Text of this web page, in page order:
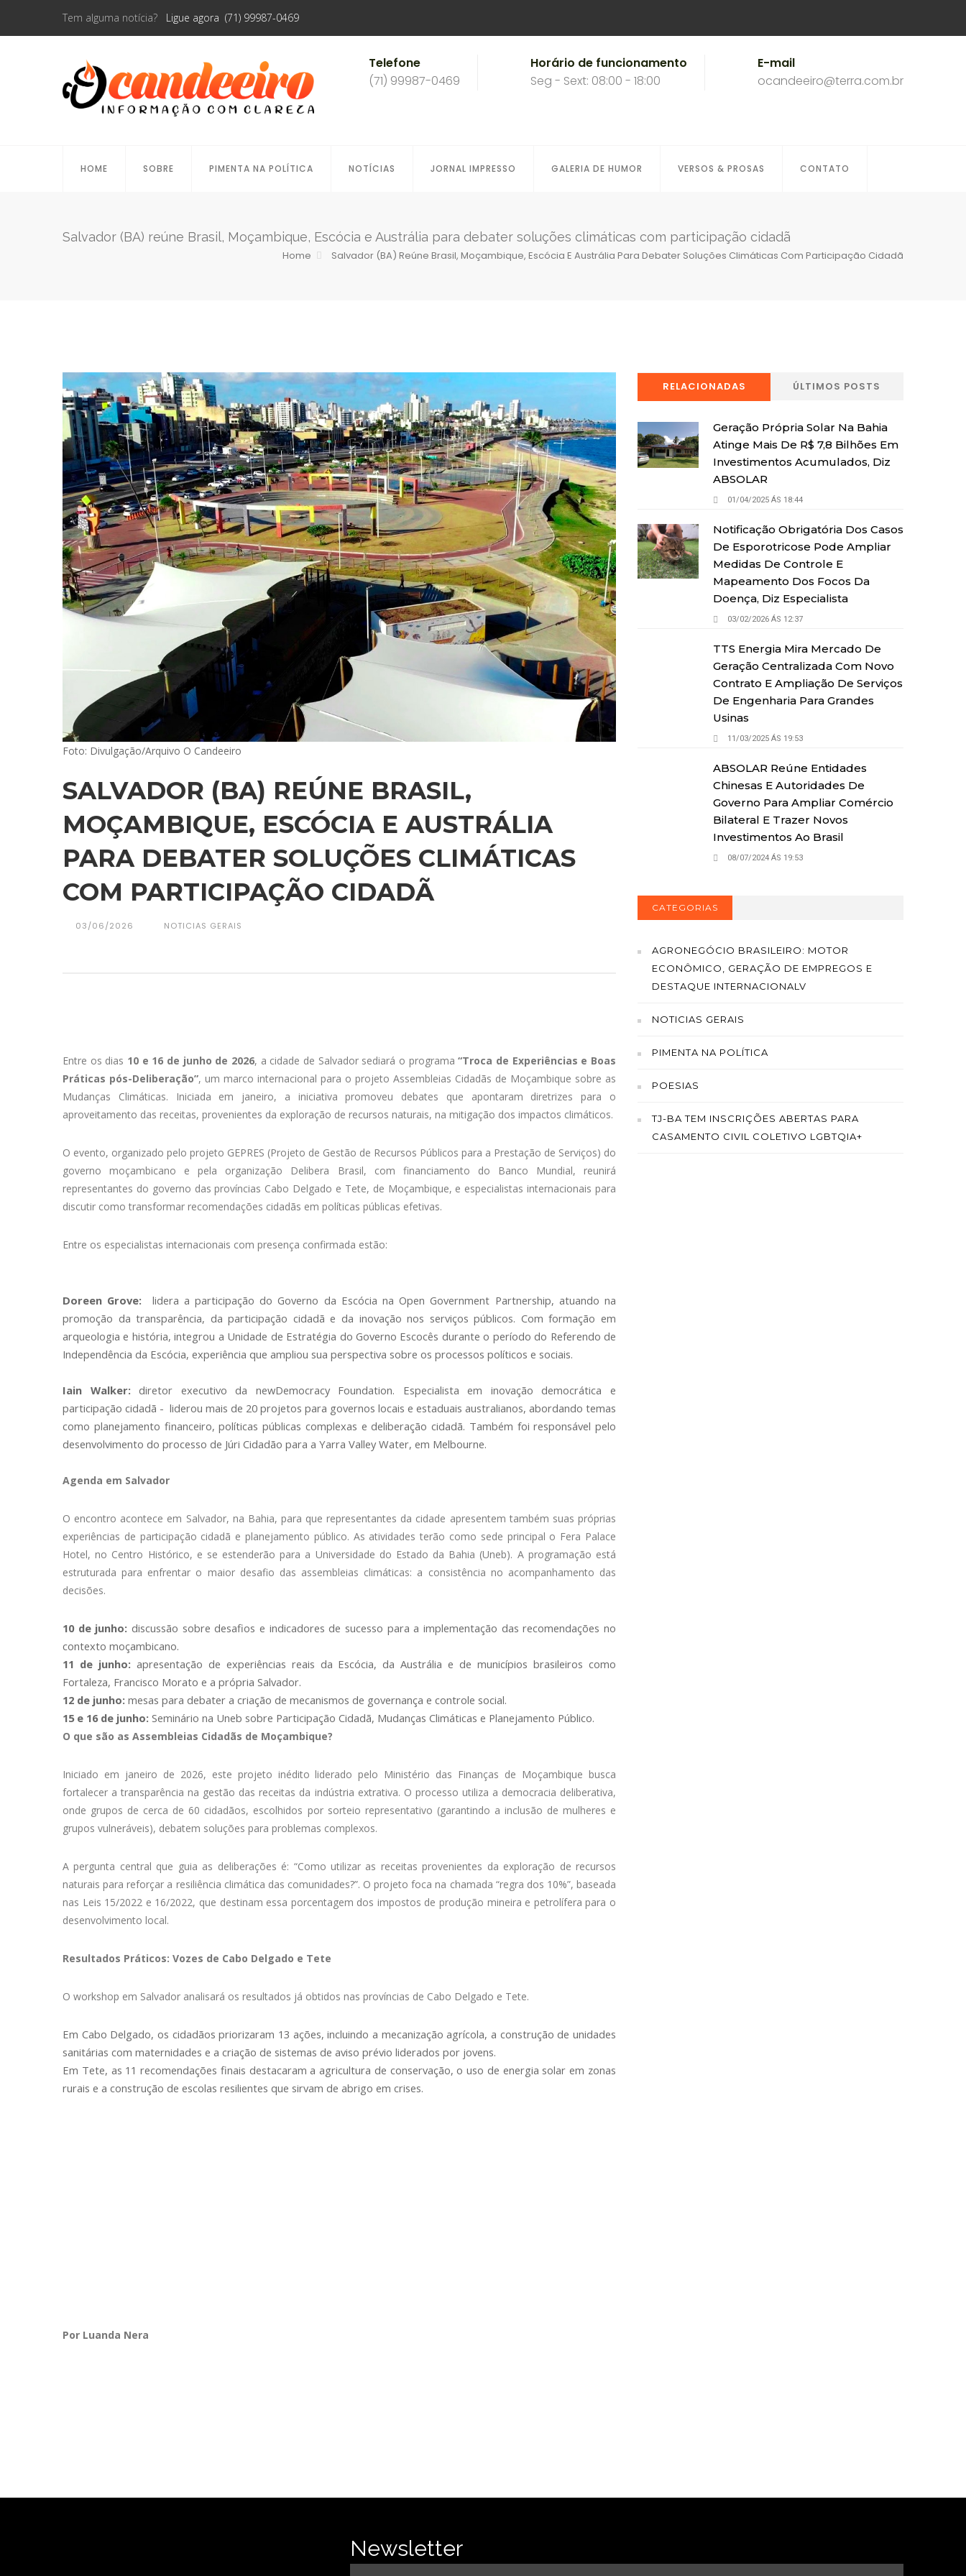
Tem alguma notícia? Ligue agora (71) 99987-0469
Telefone
(71) 99987-0469
Horário de funcionamento
Seg - Sext: 08:00 - 18:00
E-mail
ocandeeiro@terra.com.br
HOME SOBRE PIMENTA NA POLÍTICA NOTÍCIAS JORNAL IMPRESSO GALERIA DE HUMOR VERSOS & PROSAS CONTATO
Salvador (BA) reúne Brasil, Moçambique, Escócia e Austrália para debater soluções climáticas com participação cidadã
Home Salvador (BA) Reúne Brasil, Moçambique, Escócia E Austrália Para Debater Soluções Climáticas Com Participação Cidadã
Foto: Divulgação/Arquivo O Candeeiro
SALVADOR (BA) REÚNE BRASIL,
MOÇAMBIQUE, ESCÓCIA E AUSTRÁLIA
PARA DEBATER SOLUÇÕES CLIMÁTICAS
COM PARTICIPAÇÃO CIDADÃ
03/06/2026 NOTICIAS GERAIS
Entre os dias 10 e 16 de junho de 2026, a cidade de Salvador sediará o programa“Troca de Experiências e Boas
Práticas pós-Deliberação”, um marco internacional para o projeto Assembleias Cidadãs de Moçambique sobre as
Mudanças Climáticas. Iniciada em janeiro, a iniciativa promoveu debates que apontaram diretrizes para o
aproveitamento das receitas, provenientes da exploração de recursos naturais, na mitigação dos impactos climáticos.
O evento, organizado pelo projeto GEPRES (Projeto de Gestão de Recursos Públicos para a Prestação de Serviços) do
governo moçambicano e pela organização Delibera Brasil, com financiamento do Banco Mundial, reunirá
representantes do governo das províncias Cabo Delgado e Tete, de Moçambique, e especialistas internacionais para
discutir como transformar recomendações cidadãs em políticas públicas efetivas.
Entre os especialistas internacionais com presença confirmada estão:
Doreen Grove: lidera a participação do Governo da Escócia na Open Government Partnership, atuando na
promoção da transparência, da participação cidadã e da inovação nos serviços públicos. Com formação em
arqueologia e história, integrou a Unidade de Estratégia do Governo Escocês durante o período do Referendo de
Independência da Escócia, experiência que ampliou sua perspectiva sobre os processos políticos e sociais.
Iain Walker: diretor executivo da newDemocracy Foundation. Especialista em inovação democrática e
participação cidadã - liderou mais de 20 projetos para governos locais e estaduais australianos, abordando temas
como planejamento financeiro, políticas públicas complexas e deliberação cidadã. Também foi responsável pelo
desenvolvimento do processo de Júri Cidadão para a Yarra Valley Water, em Melbourne.
Agenda em Salvador
O encontro acontece em Salvador, na Bahia, para que representantes da cidade apresentem também suas próprias
experiências de participação cidadã e planejamento público. As atividades terão como sede principal o Fera Palace
Hotel, no Centro Histórico, e se estenderão para a Universidade do Estado da Bahia (Uneb). A programação está
estruturada para enfrentar o maior desafio das assembleias climáticas: a consistência no acompanhamento das
decisões.
10 de junho: discussão sobre desafios e indicadores de sucesso para a implementação das recomendações no
contexto moçambicano.
11 de junho: apresentação de experiências reais da Escócia, da Austrália e de municípios brasileiros como
Fortaleza, Francisco Morato e a própria Salvador.
12 de junho: mesas para debater a criação de mecanismos de governança e controle social.
15 e 16 de junho: Seminário na Uneb sobre Participação Cidadã, Mudanças Climáticas e Planejamento Público.
O que são as Assembleias Cidadãs de Moçambique?
Iniciado em janeiro de 2026, este projeto inédito liderado pelo Ministério das Finanças de Moçambique busca
fortalecer a transparência na gestão das receitas da indústria extrativa. O processo utiliza a democracia deliberativa,
onde grupos de cerca de 60 cidadãos, escolhidos por sorteio representativo (garantindo a inclusão de mulheres e
grupos vulneráveis), debatem soluções para problemas complexos.
A pergunta central que guia as deliberações é: “Como utilizar as receitas provenientes da exploração de recursos
naturais para reforçar a resiliência climática das comunidades?”. O projeto foca na chamada “regra dos 10%”, baseada
nas Leis 15/2022 e 16/2022, que destinam essa porcentagem dos impostos de produção mineira e petrolífera para o
desenvolvimento local.
Resultados Práticos: Vozes de Cabo Delgado e Tete
O workshop em Salvador analisará os resultados já obtidos nas províncias de Cabo Delgado e Tete.
Em Cabo Delgado, os cidadãos priorizaram 13 ações, incluindo a mecanização agrícola, a construção de unidades
sanitárias com maternidades e a criação de sistemas de aviso prévio liderados por jovens.
Em Tete, as 11 recomendações finais destacaram a agricultura de conservação, o uso de energia solar em zonas
rurais e a construção de escolas resilientes que sirvam de abrigo em crises.
Por Luanda Nera
RELACIONADAS ÚLTIMOS POSTS
Geração Própria Solar Na Bahia
Atinge Mais De R$ 7,8 Bilhões Em
Investimentos Acumulados, Diz
ABSOLAR
01/04/2025 ÁS 18:44
Notificação Obrigatória Dos Casos
De Esporotricose Pode Ampliar
Medidas De Controle E
Mapeamento Dos Focos Da
Doença, Diz Especialista
03/02/2026 ÁS 12:37
TTS Energia Mira Mercado De
Geração Centralizada Com Novo
Contrato E Ampliação De Serviços
De Engenharia Para Grandes
Usinas
11/03/2025 ÁS 19:53
ABSOLAR Reúne Entidades
Chinesas E Autoridades De
Governo Para Ampliar Comércio
Bilateral E Trazer Novos
Investimentos Ao Brasil
08/07/2024 ÁS 19:53
CATEGORIAS
AGRONEGÓCIO BRASILEIRO: MOTOR
ECONÔMICO, GERAÇÃO DE EMPREGOS E
DESTAQUE INTERNACIONALV
NOTICIAS GERAIS
PIMENTA NA POLÍTICA
POESIAS
TJ-BA TEM INSCRIÇÕES ABERTAS PARA
CASAMENTO CIVIL COLETIVO LGBTQIA+
Newsletter